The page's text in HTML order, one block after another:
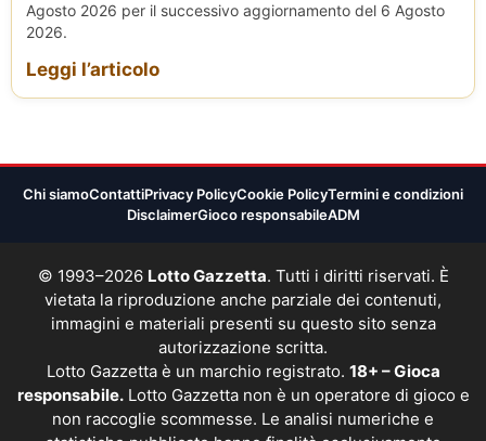
Agosto 2026 per il successivo aggiornamento del 6 Agosto
2026.
Leggi l’articolo
Chi siamoContattiPrivacy PolicyCookie PolicyTermini e condizioni
DisclaimerGioco responsabileADM
© 1993–2026 Lotto Gazzetta. Tutti i diritti riservati. È
vietata la riproduzione anche parziale dei contenuti,
immagini e materiali presenti su questo sito senza
autorizzazione scritta.
Lotto Gazzetta è un marchio registrato. 18+ – Gioca
responsabile.Lotto Gazzetta non è un operatore di gioco e
non raccoglie scommesse. Le analisi numeriche e